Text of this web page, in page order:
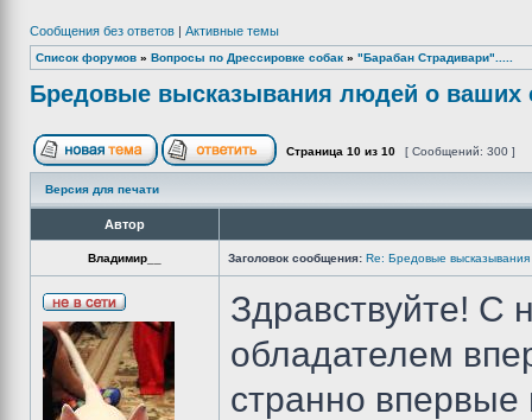
Сообщения без ответов | Активные темы
Список форумов » Вопросы по Дрессировке собак » "Барабан Страдивари".....
Бредовые высказывания людей о ваших
Страница 10 из 10 [ Сообщений: 300 ]
Версия для печати
Автор
Владимир__ Заголовок сообщения: Re: Бредовые
Здравствуйте! С
обладателем
странно